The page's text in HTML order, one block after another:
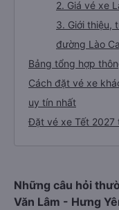
2. Giá vé xe
3. Giới thiệu,
đường Lào
Bảng tổng hợp
Cách đặt vé xe
uy tín nhất
Đặt vé xe Tết 2027
Những câu hỏi
Văn Lâm - Hưng